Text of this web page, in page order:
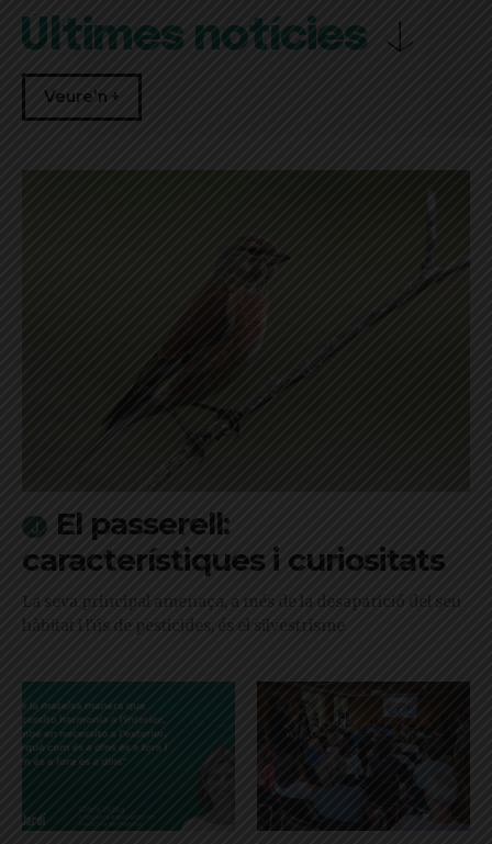
Últimes notícies
Veure'n +
El passerell:
característiques i curiositats
La seva principal amenaça, a més de la desaparició del seu
hàbitat i l'ús de pesticides, és el silvestrisme